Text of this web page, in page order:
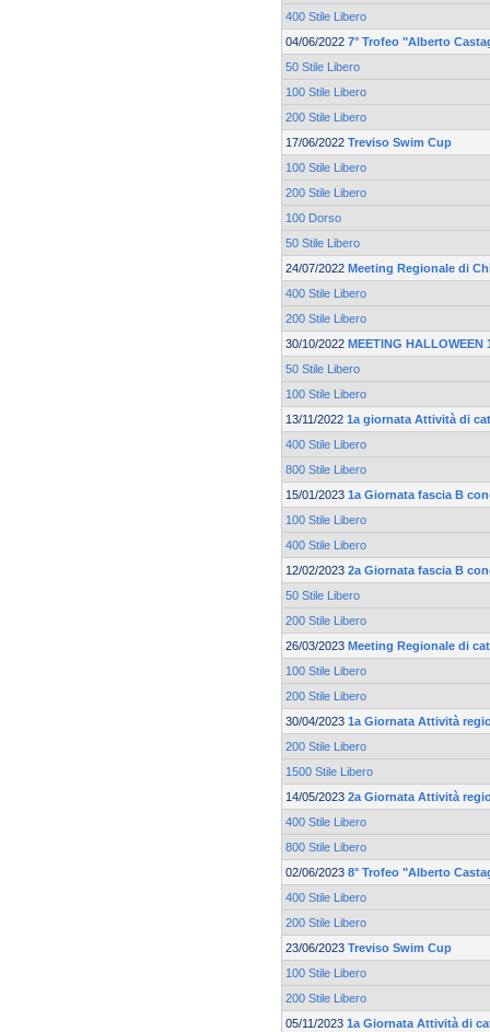
400 Stile Libero
04/06/2022 7° Trofeo "Alberto
50 Stile Libero
100 Stile Libero
200 Stile Libero
17/06/2022 Treviso Swim Cup
100 Stile Libero
200 Stile Libero
100 Dorso
50 Stile Libero
24/07/2022 Meeting Regionale di
400 Stile Libero
200 Stile Libero
30/10/2022 MEETING HALLOWEEN
50 Stile Libero
100 Stile Libero
13/11/2022 1a giornata Attività di
400 Stile Libero
800 Stile Libero
15/01/2023 1a Giornata fascia B
100 Stile Libero
400 Stile Libero
12/02/2023 2a Giornata fascia B
50 Stile Libero
200 Stile Libero
26/03/2023 Meeting Regionale di
100 Stile Libero
200 Stile Libero
30/04/2023 1a Giornata Attività
200 Stile Libero
1500 Stile Libero
14/05/2023 2a Giornata Attività
400 Stile Libero
800 Stile Libero
02/06/2023 8° Trofeo "Alberto
400 Stile Libero
200 Stile Libero
23/06/2023 Treviso Swim Cup
100 Stile Libero
200 Stile Libero
05/11/2023 1a Giornata Attività di